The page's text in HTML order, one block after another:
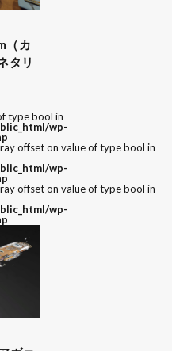
（カ
タリ
type bool in
wp-
offset on value of type bool in
wp-
offset on value of type bool in
wp-